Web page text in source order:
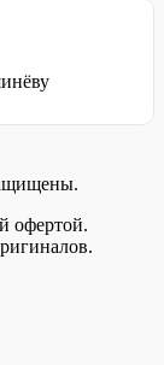
офертой.